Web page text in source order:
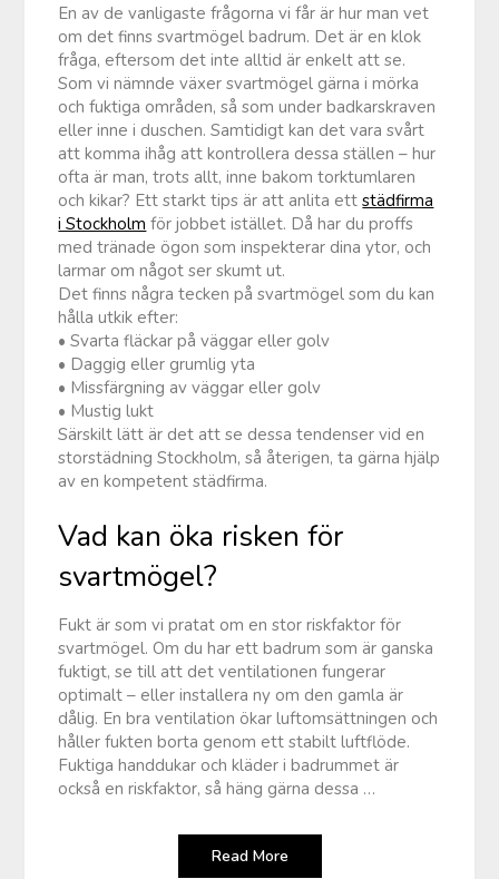
En av de vanligaste frågorna vi får är hur man vet
om det finns svartmögel badrum. Det är en klok
fråga, eftersom det inte alltid är enkelt att se.
Som vi nämnde växer svartmögel gärna i mörka
och fuktiga områden, så som under badkarskraven
eller inne i duschen. Samtidigt kan det vara svårt
att komma ihåg att kontrollera dessa ställen – hur
ofta är man, trots allt, inne bakom torktumlaren
och kikar? Ett starkt tips är att anlita ettstädfirma
i Stockholm för jobbet istället. Då har du proffs
med tränade ögon som inspekterar dina ytor, och
larmar om något ser skumt ut.
Det finns några tecken på svartmögel som du kan
hålla utkik efter:
• Svarta fläckar på väggar eller golv
• Daggig eller grumlig yta
• Missfärgning av väggar eller golv
• Mustig lukt
Särskilt lätt är det att se dessa tendenser vid en
storstädning Stockholm, så återigen, ta gärna hjälp
av en kompetent städfirma.
Vad kan öka risken för
svartmögel?
Fukt är som vi pratat om en stor riskfaktor för
svartmögel. Om du har ett badrum som är ganska
fuktigt, se till att det ventilationen fungerar
optimalt – eller installera ny om den gamla är
dålig. En bra ventilation ökar luftomsättningen och
håller fukten borta genom ett stabilt luftflöde.
Fuktiga handdukar och kläder i badrummet är
också en riskfaktor, så häng gärna dessa …
Read More